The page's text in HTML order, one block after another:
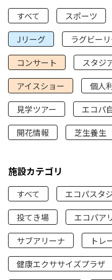
すべて スポーツ
Jリーグ
ラグビー
コンサート
スタジ
アイスショー
個人
見学ツアー
エコパ
開花情報
芝生養生
施設カテゴリ
すべて エコパスタ
投てき場
エコパア
サブアリーナ
トレ
健康エクササイズプラザ